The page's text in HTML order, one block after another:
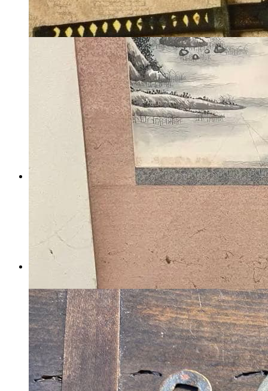
30年式 銃剣 レプリカ 模
造 小倉造兵廠
マイストア在庫： 2785
円
カートに入れる
模造刀 大小2本セット 重さ
大刀1200g、小刀700g下緒解
け 並上
マイストア在庫： 2883
税込
6000円
カートに入れる